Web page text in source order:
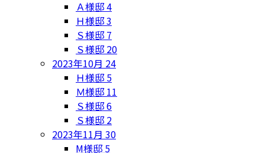
Ａ様邸4
Ｈ様邸3
Ｓ様邸 7
Ｓ様邸 20
2023年10月 24
Ｈ様邸 5
Ｍ様邸 11
Ｓ様邸6
Ｓ様邸 2
2023年11月 30
M様邸 5